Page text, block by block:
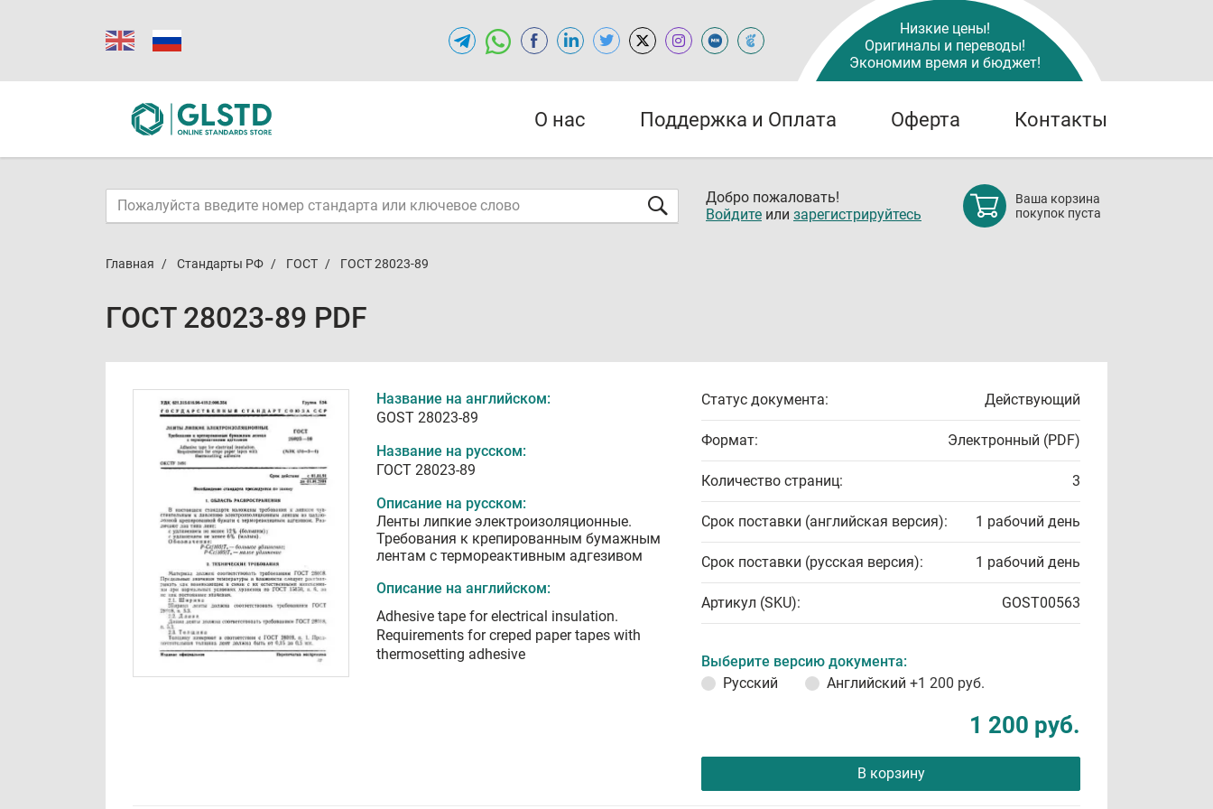
Низкие цены!
Оригиналы и переводы!
Экономим время и бюджет!
О нас Поддержка и Оплата Оферта Контакты
Добро пожаловать!
Войдите или зарегистрируйтесь
Ваша корзина
покупок пуста
Главная Стандарты РФ ГОСТ ГОСТ 28023-89
ГОСТ 28023-89 PDF
Название на английском:
GOST 28023-89
Название на русском:
ГОСТ 28023-89
Описание на русском:
Ленты липкие электроизоляционные.
Требования к крепированным бумажным
лентам с термореактивным адгезивом
Описание на английском:
Adhesive tape for electrical insulation.
Requirements for creped paper tapes with
thermosetting adhesive
Статус документа: Действующий
Формат: Электронный (PDF)
Количество страниц: 3
Срок поставки (английская версия): 1 рабочий день
Срок поставки (русская версия): 1 рабочий день
Артикул (SKU): GOST00563
Выберите версию документа:
Русский
Английский +1 200 руб.
1 200 руб.
В корзину